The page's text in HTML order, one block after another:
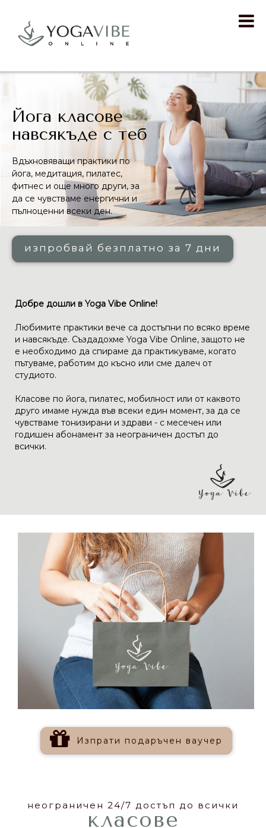
Йога класове
навсякъде с теб
Вдъхновяващи практики по
йога, медитация, пилатес,
фитнес и още много други, за
да се чувстваме енергични и
пълноценни всеки ден.
изпробвай безплатно за 7 дни
Добре дошли в Yoga Vibe Online!
Любимите практики вече са достъпни по всяко време
и навсякъде. Създадохме Yoga Vibe Online, защото не
е необходимо да спираме да практикуваме, когато
пътуваме, работим до късно или сме далеч от
студиото.
Класове по йога, пилатес, мобилност или от каквото
друго имаме нужда във всеки един момент, за да се
чувстваме тонизирани и здрави - с месечен или
годишен абонамент за неограничен достъп до
всички.
Изпрати подаръчен ваучер
неограничен 24/7 достъп до всички
класове